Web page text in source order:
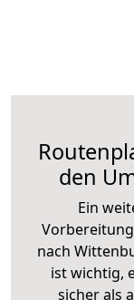
den
Ein
nach
ist wichtig,
sicher als